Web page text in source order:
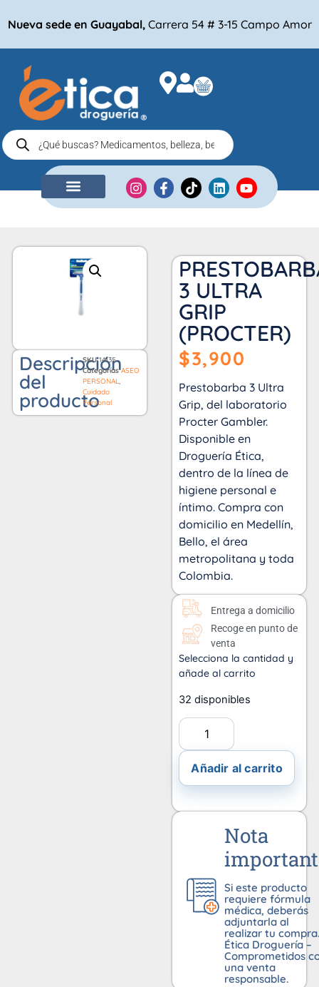
Nueva sede en Guayabal, Carrera 54 # 3-15 Campo Amor
Descripción
del
producto
SKU14135
Categorías ASEO
PERSONAL
Cuidado
Personal
3 ULTRA
GRIP
(PROCTER)
$3,900
Prestobarba 3 Ultra
Grip, del laboratorio
Procter Gambler.
Disponible en
Droguería Ética,
dentro de la línea de
higiene personal e
íntimo. Compra con
domicilio en Medellín,
Bello, el área
metropolitana y toda
Colombia.
Entrega a domicilio
Recoge en punto de
venta
Selecciona la cantidad y
añade al carrito
32 disponibles
Añadir al carrito
Nota
Si este producto
requiere fórmula
médica, deberás
adjuntarla al
realizar tu compra.
Ética Droguería –
Comprometidos
una venta
responsable.